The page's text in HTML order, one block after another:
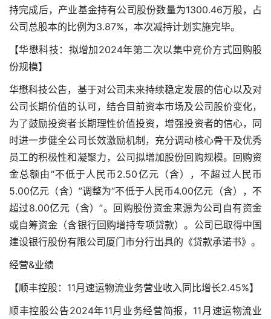
持完成后，产业基金持有公司股份数量为1300.46万股，占
公司总股本的比例为3.87%，本次减持计划实施完毕。
【华懋科技：拟增加2024年第二次以集中竞价方式回购股
份规模】
华懋科技公告，基于对公司未来持续稳定发展的信心以及对
公司长期价值的认可，结合目前资本市场及公司股价变化，
为了鼓励投资者长期理性价值投资，增强投资者的信心，同
时进一步健全公司长效激励机制，充分调动核心骨干及优秀
员工的积极性和凝聚力，公司拟增加股份回购规模。回购资
金总额由“不低于人民币2.50亿元（含），不超过人民币
5.00亿元（含）”调整为“不低于人民币4.00亿元（含），不
超过8.00亿元（含）”。回购股份资金来源为公司自有资金
或自筹资金（含银行回购增持专项贷款）。公司已取得中国
建设银行股份有限公司厦门市分行出具的《贷款承诺书》。
经营&业绩
【顺丰控股：11月速运物流业务营业收入同比增长2.45%】
顺丰控股公告2024年11月业务经营简报，11月速运物流业